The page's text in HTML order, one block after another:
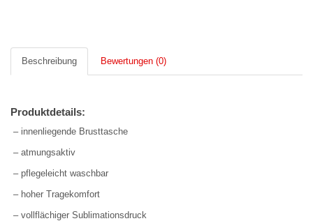
Beschreibung Bewertungen (0)
Produktdetails:
– innenliegende Brusttasche
– atmungsaktiv
– pflegeleicht waschbar
– hoher Tragekomfort
– vollflächiger Sublimationsdruck